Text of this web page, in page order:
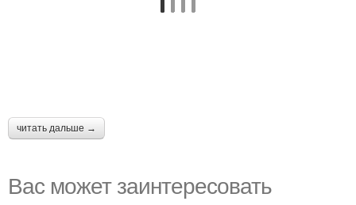
читать дальше →
Вас может заинтересовать